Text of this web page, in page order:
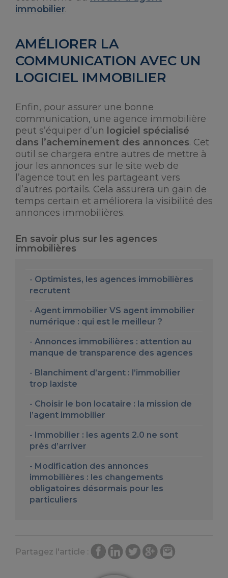
immobilier.
AMÉLIORER LA
COMMUNICATION AVEC UN
LOGICIEL IMMOBILIER
Enfin, pour assurer une bonne
communication, une agence immobilière
peut s’équiper d’un logiciel spécialisé
dans l’acheminement des annonces. Cet
outil se chargera entre autres de mettre à
jour les annonces sur le site web de
l’agence tout en les partageant vers
d’autres portails. Cela assurera un gain de
temps certain et améliorera la visibilité des
annonces immobilières.
En savoir plus sur les agences
immobilières
Optimistes, les agences immobilières
recrutent
Agent immobilier VS agent immobilier
numérique : qui est le meilleur ?
Annonces immobilières : attention au
manque de transparence des agences
Blanchiment d’argent : l’immobilier
trop laxiste
Choisir le bon locataire : la mission de
l’agent immobilier
Immobilier : les agents 2.0 ne sont
près d’arriver
Modification des annonces
immobilières : les changements
obligatoires désormais pour les
particuliers
Partagez l'article :